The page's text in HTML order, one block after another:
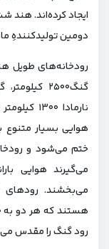
ایجاد کرده‌اند.
دومین تولیدکنندهِ
هوایی بسیار متنوع
ختم می‌شود و
می‌گیرند هوایی
می‌بخشند. رودهای
هستند که هر دو به
رود گنگ را مقدس